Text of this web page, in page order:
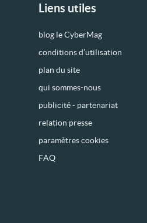
Liens utiles
blog le CyberMag
conditions d’utilisation
plan du site
qui sommes-nous
publicité - partenariat
relation presse
paramètres cookies
FAQ